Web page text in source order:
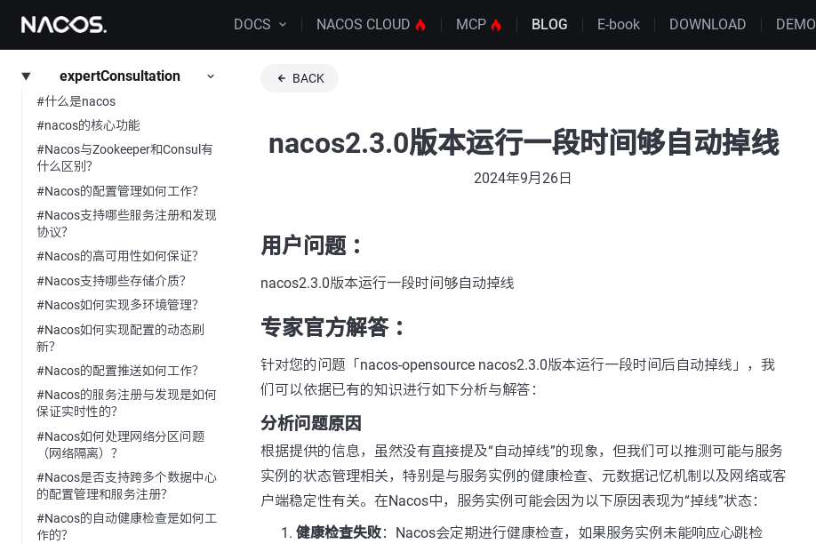
DOCS NACOS CLOUD MCP BLOG E-book DOWNLOAD DEMO
expertConsultation
#什么是nacos
#nacos的核心功能
#Nacos与Zookeeper和Consul有
什么区别？
#Nacos的配置管理如何工作？
#Nacos支持哪些服务注册和发现
协议？
#Nacos的高可用性如何保证？
#Nacos支持哪些存储介质？
#Nacos如何实现多环境管理？
#Nacos如何实现配置的动态刷
新？
#Nacos的配置推送如何工作？
#Nacos的服务注册与发现是如何
保证实时性的？
#Nacos如何处理网络分区问题
（网络隔离）？
#Nacos是否支持跨多个数据中心
的配置管理和服务注册？
#Nacos的自动健康检查是如何工
作的？
BACK
nacos2.3.0版本运行一段时间够自动掉线
2024年9月26日
用户问题 ：
nacos2.3.0版本运行一段时间够自动掉线
专家官方解答 ：
针对您的问题「nacos-opensource nacos2.3.0版本运行一段时间后自动掉线」，我
们可以依据已有的知识进行如下分析与解答：
分析问题原因
根据提供的信息，虽然没有直接提及“自动掉线”的现象，但我们可以推测可能与服务
实例的状态管理相关，特别是与服务实例的健康检查、元数据记忆机制以及网络或客
户端稳定性有关。在Nacos中，服务实例可能会因为以下原因表现为“掉线”状态：
健康检查失败：Nacos会定期进行健康检查，如果服务实例未能响应心跳检